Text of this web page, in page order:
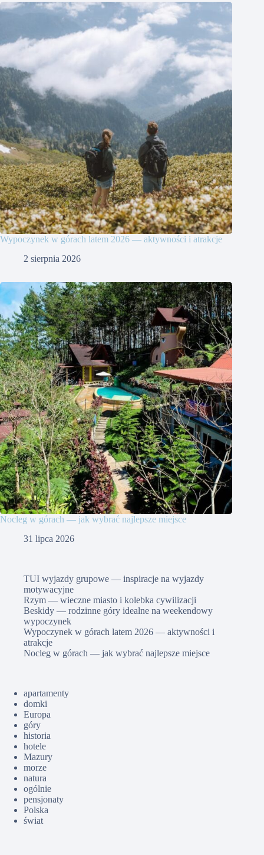
Wypoczynek w górach latem 2026 — aktywności i atrakcje
2 sierpnia 2026
Nocleg w górach — jak wybrać najlepsze miejsce
31 lipca 2026
TUI wyjazdy grupowe — inspiracje na wyjazdy
motywacyjne
Rzym — wieczne miasto i kolebka cywilizacji
Beskidy — rodzinne góry idealne na weekendowy
wypoczynek
Wypoczynek w górach latem 2026 — aktywności i
atrakcje
Nocleg w górach — jak wybrać najlepsze miejsce
apartamenty
domki
Europa
góry
historia
hotele
Mazury
morze
natura
ogólnie
pensjonaty
Polska
świat